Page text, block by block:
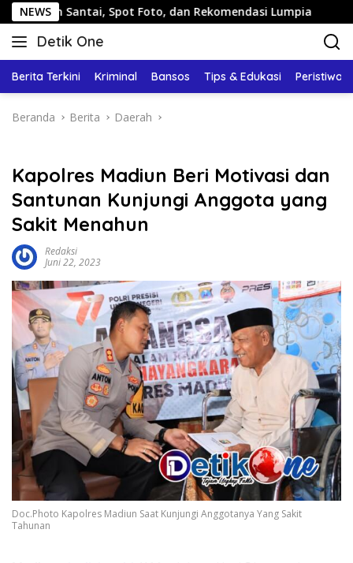
Langsung
ke
konten
NEWS
Spot Foto, dan Rekomendasi Lumpia Panduan
Detik One
Tajam
Fakta
Berita Terkini Kriminal Bansos Tips & Edukasi Peristiwa
Beranda Berita Daerah
Kapolres Madiun Beri Motivasi dan
Santunan Kunjungi Anggota yang
Sakit Menahun
Redaksi
Juni 22, 2023
Doc.Photo Kapolres Madiun Saat Kunjungi Anggotanya Yang Sakit
Tahunan